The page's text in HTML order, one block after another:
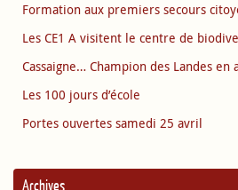
Formation aux premiers secours
Les CE1 A visitent le centre de
Cassaigne… Champion des Landes en
Les 100 jours d’école
Portes ouvertes samedi 25 avril
Archives